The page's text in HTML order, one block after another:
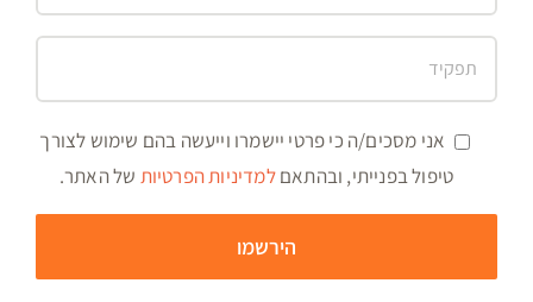
אני מסכים/ה כי פרטי יישמרו וייעשה בהם שימוש לצורך
טיפול בפנייתי, ובהתאםלמדיניות הפרטיות של האתר.